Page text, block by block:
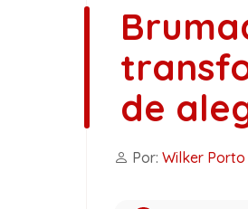
de
Por: Wilker Porto